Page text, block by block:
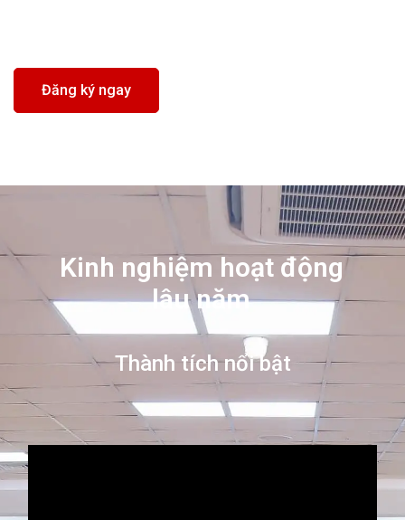
Đăng ký ngay
Kinh nghiệm hoạt động
lâu năm
Thành tích nổi bật